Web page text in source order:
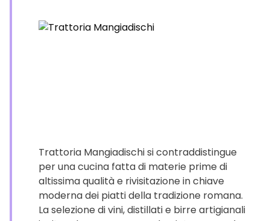
Trattoria Mangiadischi si contraddistingue
per una cucina fatta di materie prime di
altissima qualità e rivisitazione in chiave
moderna dei piatti della tradizione romana.
La selezione di vini, distillati e birre artigianali